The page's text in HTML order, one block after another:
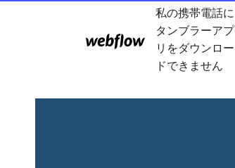
私の携帯電話に
タンブラーアプ
リをダウンロー
ドできません